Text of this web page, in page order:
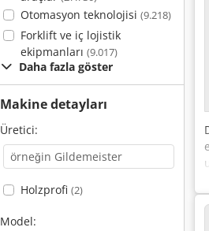
Otomasyon teknolojisi (9.218)
Forklift ve iç lojistik
ekipmanları (9.017)
Daha fazla göster
Makine detayları
Üretici:
Holzprofi (2)
Model: